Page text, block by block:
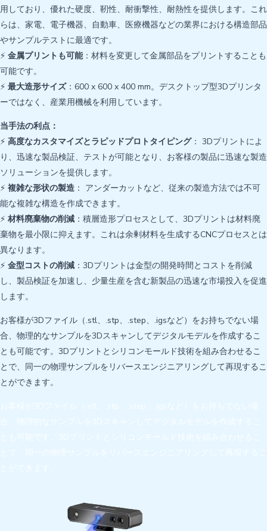
用しており、優れた硬度、靭性、耐衝撃性、耐熱性を提供します。これ
らは、家電、電子機器、自動車、医療機器などの業界における構造部品
やサンプルテストに最適です。
⚡ 金属プリントも可能：材料を変更して金属部品をプリントすることも
可能です。
⚡ 最大造形サイズ：600 x 600 x 400 mm。デスクトップ型3Dプリンタ
ーではなく、産業用機械を利用しています。
当手法の利点：
⚡ 高度なカスタマイズとラピッドプロトタイピング： 3Dプリントによ
り、迅速な製品検証、テストが可能となり、お客様の製品に迅速な製造
ソリューションを提供します。
⚡ 複雑な形状の製造 ： アンダーカットなど、従来の製造方法では不可
能な複雑な構造を作成できます。
⚡ 材料廃棄物の削減 ：積層造形プロセスとして、3Dプリントは材料廃
棄物を最小限に抑えます。これは余剰材料を生成するCNCプロセスとは
異なります。
⚡ 金型コストの削減 ：3Dプリントは金型の開発時間とコストを削減
し、製品検証を加速し、少量生産を含む新製品の迅速な市場投入を促進
します。
お客様が3Dファイル（.stl、.stp、.step、.igsなど）をお持ちでない場
合、物理的なサンプルを3Dスキャンしてデジタルモデルを作成するこ
とも可能です。3Dプリントとシリコンモールド技術を組み合わせるこ
とで、同一の物理サンプルをリバースエンジニアリングして再現するこ
とができます。
お客様が3Dファイル（.stl、.stp、.step、.igsなど）をお持ちでない場
合、物理的なサンプルを3Dスキャンしてデジタルモデルを作成するこ
とも可能です。3Dプリントとシリコンモールド技術を組み合わせるこ
とで、同一の物理サンプルをリバースエンジニアリングして再現するこ
とができます。